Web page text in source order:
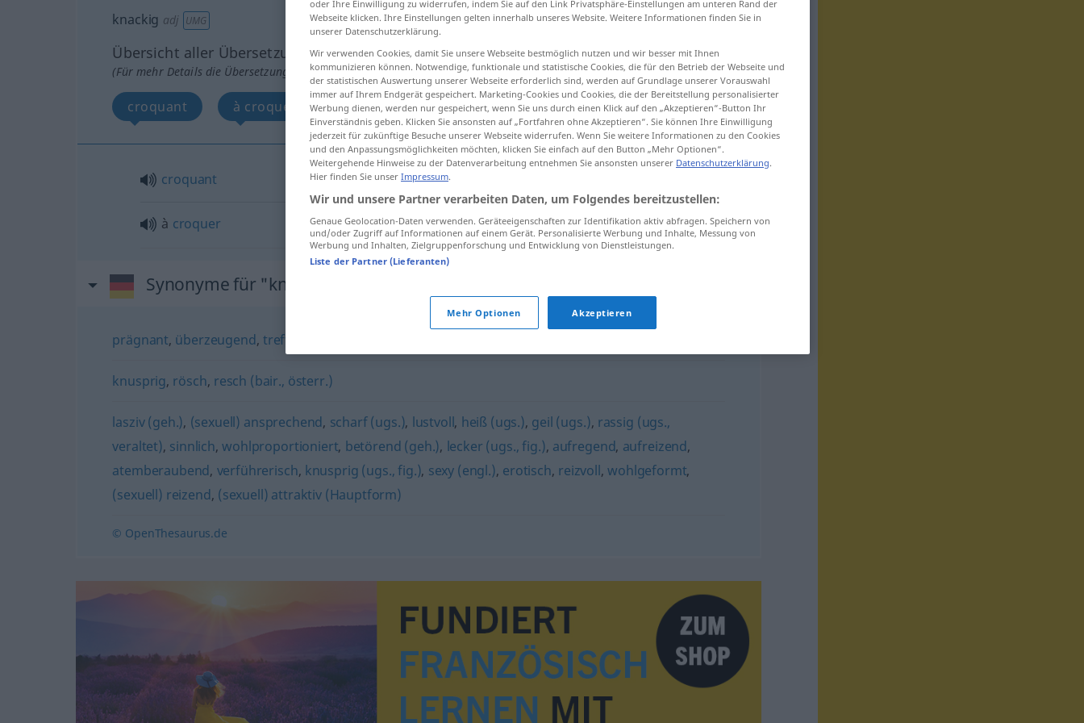
knackig adj UMG
Übersicht aller Übersetzungen
(Für mehr Details die Übersetzung anklicken/antippen)
croquant à croquer
croquant
à croquer knackig(≈ attraktiv) FIG
Synonyme für "knackig"
prägnant, überzeugend, treffend
knusprig, rösch, resch (bair., österr.)
lasziv (geh.), (sexuell) ansprechend, scharf (ugs.), lustvoll, heiß (ugs.), geil (ugs.), rassig (ugs.,
veraltet), sinnlich,wohlproportioniert, betörend (geh.), lecker (ugs., fig.), aufregend, aufreizend,
atemberaubend, verführerisch, knusprig (ugs., fig.), sexy (engl.), erotisch, reizvoll,wohlgeformt,
(sexuell) reizend, (sexuell) attraktiv (Hauptform)
© OpenThesaurus.de
oder Ihre Einwilligung zu widerrufen, indem Sie auf den Link Privatsphäre-Einstellungen am unteren Rand der
Webseite klicken. Ihre Einstellungen gelten innerhalb unseres Website. Weitere Informationen finden Sie in
unserer Datenschutzerklärung.
Wir verwenden Cookies, damit Sie unsere Webseite bestmöglich nutzen und wir besser mit Ihnen
kommunizieren können. Notwendige, funktionale und statistische Cookies, die für den Betrieb der Webseite und
der statistischen Auswertung unserer Webseite erforderlich sind, werden auf Grundlage unserer Vorauswahl
immer auf Ihrem Endgerät gespeichert. Marketing-Cookies und Cookies, die der Bereitstellung personalisierter
Werbung dienen, werden nur gespeichert, wenn Sie uns durch einen Klick auf den „Akzeptieren“-Button Ihr
Einverständnis geben. Klicken Sie ansonsten auf „Fortfahren ohne Akzeptieren“. Sie können Ihre Einwilligung
jederzeit für zukünftige Besuche unserer Webseite widerrufen. Wenn Sie weitere Informationen zu den Cookies
und den Anpassungsmöglichkeiten möchten, klicken Sie einfach auf den Button „Mehr Optionen“.
Weitergehende Hinweise zu der Datenverarbeitung entnehmen Sie ansonsten unserer Datenschutzerklärung.
Hier finden Sie unser Impressum.
Wir und unsere Partner verarbeiten Daten, um Folgendes bereitzustellen:
Genaue Geolocation-Daten verwenden. Geräteeigenschaften zur Identifikation aktiv abfragen. Speichern von
und/oder Zugriff auf Informationen auf einem Gerät. Personalisierte Werbung und Inhalte, Messung von
Werbung und Inhalten, Zielgruppenforschung und Entwicklung von Dienstleistungen.
Liste der Partner (Lieferanten)
Mehr Optionen Akzeptieren